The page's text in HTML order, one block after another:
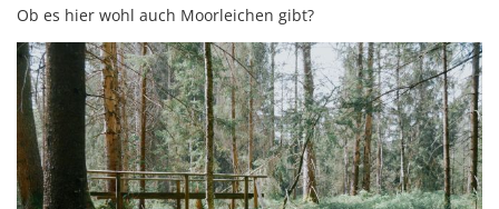
Ob es hier wohl auch Moorleichen gibt?